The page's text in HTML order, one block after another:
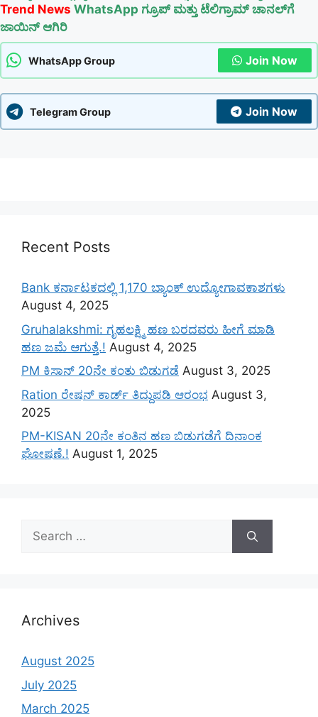
Trend News WhatsApp ಗ್ರೂಪ್ ಮತ್ತು ಟೆಲಿಗ್ರಾಮ್ ಚಾನಲ್‌ಗೆ
ಜಾಯಿನ್ ಆಗಿರಿ
WhatsApp Group Join Now
Telegram Group Join Now
Recent Posts
Bank ಕರ್ನಾಟಕದಲ್ಲಿ 1,170 ಬ್ಯಾಂಕ್ ಉದ್ಯೋಗಾವಕಾಶಗಳು
August 4, 2025
Gruhalakshmi: ಗೃಹಲಕ್ಷ್ಮಿ ಹಣ ಬರದವರು ಹೀಗೆ ಮಾಡಿ
ಹಣ ಜಮೆ‌ ಆಗುತ್ತೆ.! August 4, 2025
PM ಕಿಸಾನ್ 20ನೇ ಕಂತು ಬಿಡುಗಡೆ August 3, 2025
Ration ರೇಷನ್ ಕಾರ್ಡ್ ತಿದ್ದುಪಡಿ ಆರಂಭ August 3,
2025
PM-KISAN 20ನೇ ಕಂತಿನ ಹಣ ಬಿಡುಗಡೆಗೆ ದಿನಾಂಕ
ಘೋಷಣೆ.! August 1, 2025
Search
for:
Archives
August 2025
July 2025
March 2025